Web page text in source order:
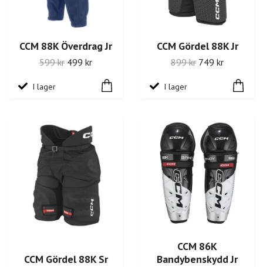
CCM 88K Överdrag Jr
599 kr 499 kr
I lager
CCM Gördel 88K Jr
899 kr 749 kr
I lager
CCM Gördel 88K Sr
CCM 86K
Bandybenskydd Jr